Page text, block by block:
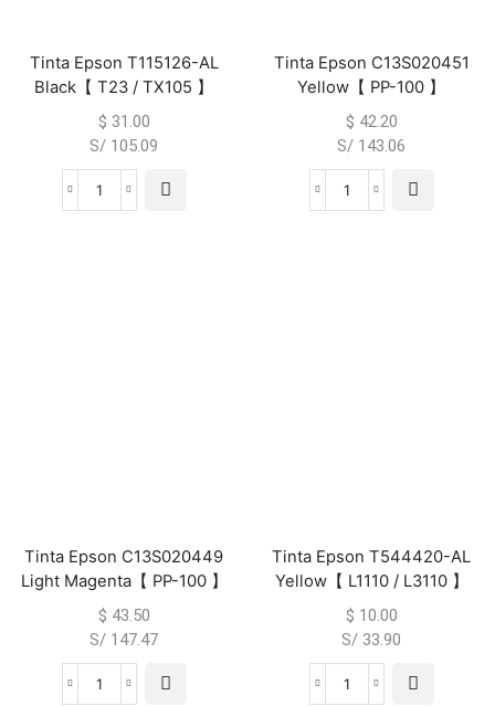
Tinta Epson T115126-AL
Black【 T23 / TX105 】
$ 31.00
S/ 105.09
Tinta Epson C13S020451
Yellow【 PP-100 】
$ 42.20
S/ 143.06
Tinta Epson C13S020449
Light Magenta【 PP-100 】
$ 43.50
S/ 147.47
Tinta Epson T544420-AL
Yellow【 L1110 / L3110 】
$ 10.00
S/ 33.90